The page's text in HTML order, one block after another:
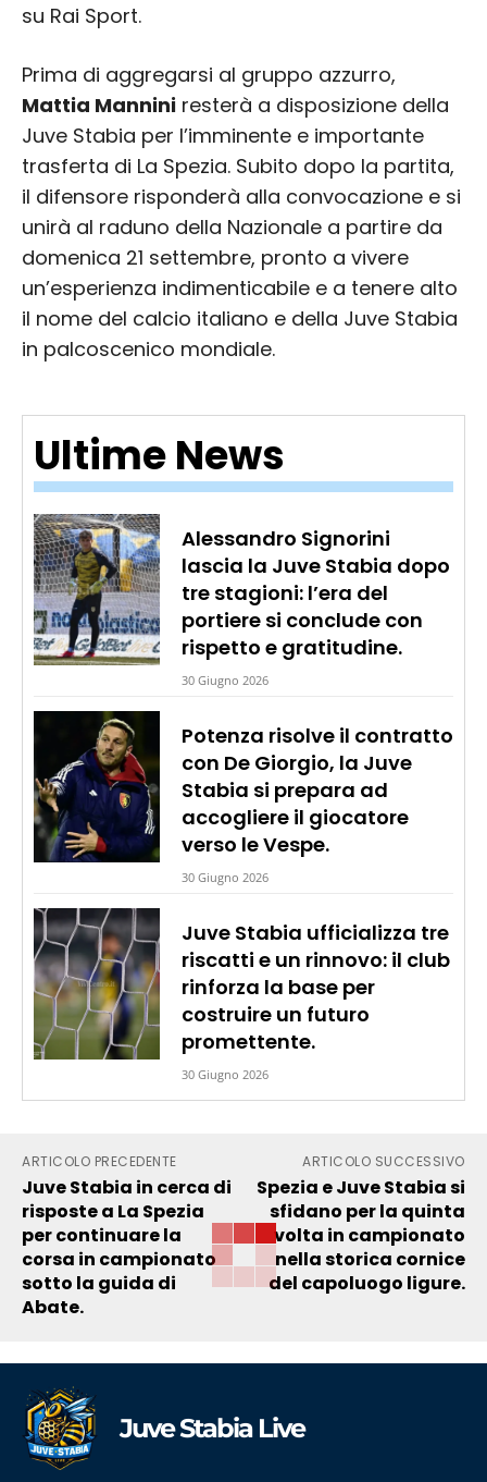
Ultime News
Alessandro Signorini
lascia la Juve Stabia dopo
tre stagioni: l’era del
portiere si conclude con
rispetto e gratitudine.
30 Giugno 2026
Potenza risolve il contratto
con De Giorgio, la Juve
Stabia si prepara ad
accogliere il giocatore
verso le Vespe.
30 Giugno 2026
Juve Stabia ufficializza tre
riscatti e un rinnovo: il club
rinforza la base per
costruire un futuro
promettente.
30 Giugno 2026
su Rai Sport.
Prima di aggregarsi al gruppo azzurro,
Mattia Mannini resterà a disposizione della
Juve Stabia per l’imminente e importante
trasferta di La Spezia. Subito dopo la partita,
il difensore risponderà alla convocazione e si
unirà al raduno della Nazionale a partire da
domenica 21 settembre, pronto a vivere
un’esperienza indimenticabile e a tenere alto
il nome del calcio italiano e della Juve Stabia
in palcoscenico mondiale.
ARTICOLO PRECEDENTE
Juve Stabia in cerca di
risposte a La Spezia
per continuare la
corsa in campionato
sotto la guida di
Abate.
ARTICOLO SUCCESSIVO
Spezia e Juve Stabia si
sfidano per la quinta
volta in campionato
nella storica cornice
del capoluogo ligure.
Juve Stabia Live